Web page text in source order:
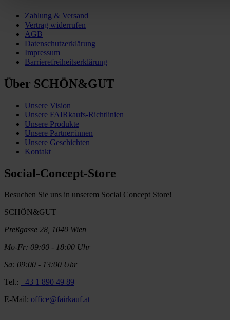
Zahlung & Versand
Vertrag widerrufen
AGB
Datenschutzerklärung
Impressum
Barrierefreiheitserklärung
Über SCHÖN&GUT
Unsere Vision
Unsere FAIRkaufs-Richtlinien
Unsere Produkte
Unsere Partner:innen
Unsere Geschichten
Kontakt
Social-Concept-Store
Besuchen Sie uns in unserem Social Concept Store!
SCHÖN&GUT
Preßgasse 28, 1040 Wien
Mo-Fr: 09:00 - 18:00 Uhr
Sa: 09:00 - 13:00 Uhr
Tel.: +43 1 890 49 89
E-Mail: office@fairkauf.at